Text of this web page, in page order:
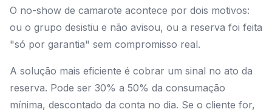
O no-show de camarote acontece por dois motivos:
ou o grupo desistiu e não avisou, ou a reserva foi feita
"só por garantia" sem compromisso real.
A solução mais eficiente é cobrar um sinal no ato da
reserva. Pode ser 30% a 50% da consumação
mínima, descontado da conta no dia. Se o cliente for,